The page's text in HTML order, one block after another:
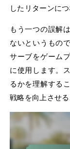
したリターンにつ
もう一つの誤解
ないというもの
サーブをゲーム
に使用します。
るかを理解する
戦略を向上させる